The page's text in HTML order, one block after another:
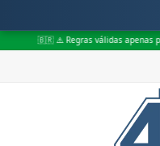
válidas apenas para: